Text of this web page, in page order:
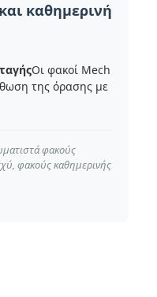
καθημερινή
Οι φακοί Mech
της όρασης με
φακούς
φακούς καθημερινής